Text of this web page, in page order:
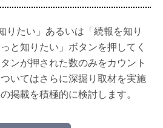
りたい」あるいは「続報を知り
と知りたい」ボタンを押してく
ンが押された数のみをカウント
いてはさらに深掘り取材を実施
掲載を積極的に検討します。